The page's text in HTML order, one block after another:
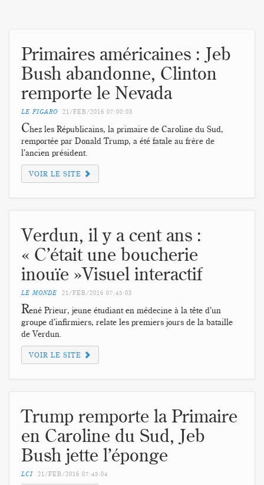
Primaires américaines : Jeb
Bush abandonne, Clinton
remporte le Nevada
LE FIGARO 21/FEB/2016 07:00:03
Chez les Républicains, la primaire de Caroline du Sud,
remportée par Donald Trump, a été fatale au frère de
l’ancien président.
VOIR LE SITE
Verdun, il y a cent ans :
« C’était une boucherie
inouïe »Visuel interactif
LE MONDE 21/FEB/2016 07:45:03
René Prieur, jeune étudiant en médecine à la tête d’un
groupe d’infirmiers, relate les premiers jours de la bataille
de Verdun.
VOIR LE SITE
Trump remporte la Primaire
en Caroline du Sud, Jeb
Bush jette l’éponge
LCI 21/FEB/2016 07:45:04